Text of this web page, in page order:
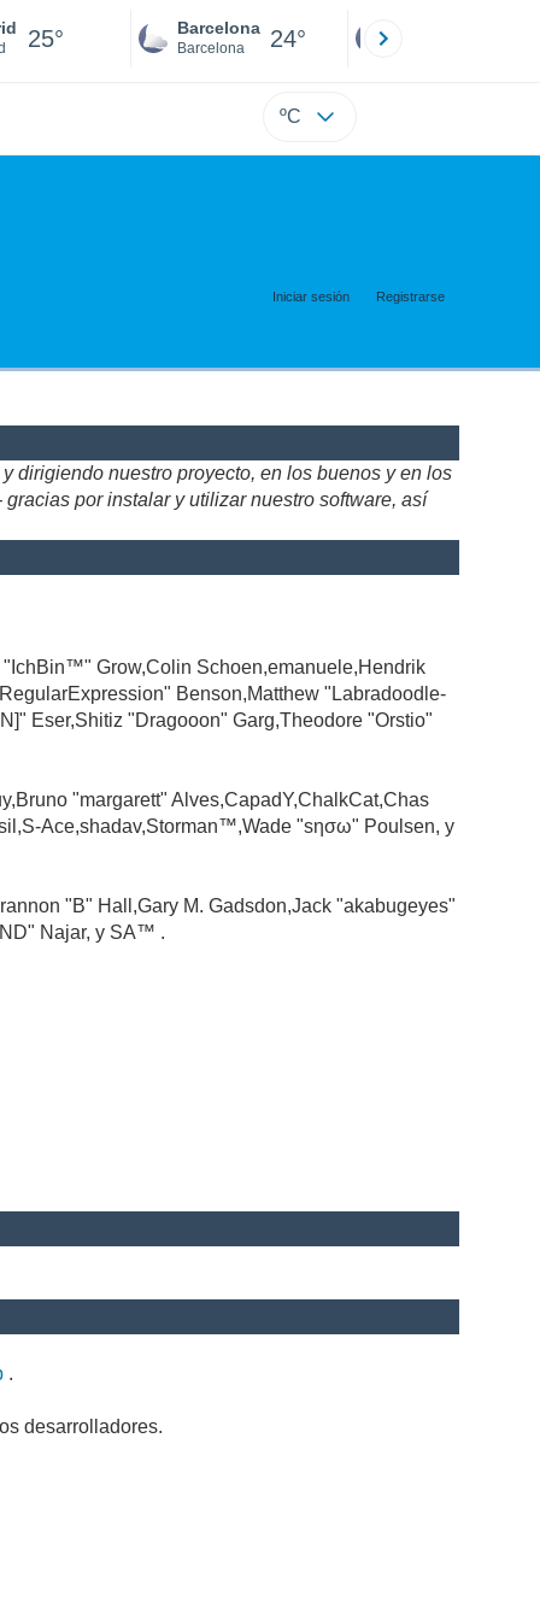
25° Barcelona
Barcelona 24°
ºC
Iniciar sesión Registrarse
dirigiendo nuestro proyecto, en los buenos y en los
por instalar y utilizar nuestro software, así
Grow,Colin Schoen,emanuele,Hendrik
Benson,Matthew "Labradoodle-
Eser,Shitiz "Dragooon" Garg,Theodore "Orstio"
"margarett" Alves,CapadY,ChalkCat,Chas
Ace,shadav,Storman™,Wade "sησω" Poulsen, y
"B" Hall,Gary M. Gadsdon,Jack "akabugeyes"
Najar, y SA™ .
.
desarrolladores.